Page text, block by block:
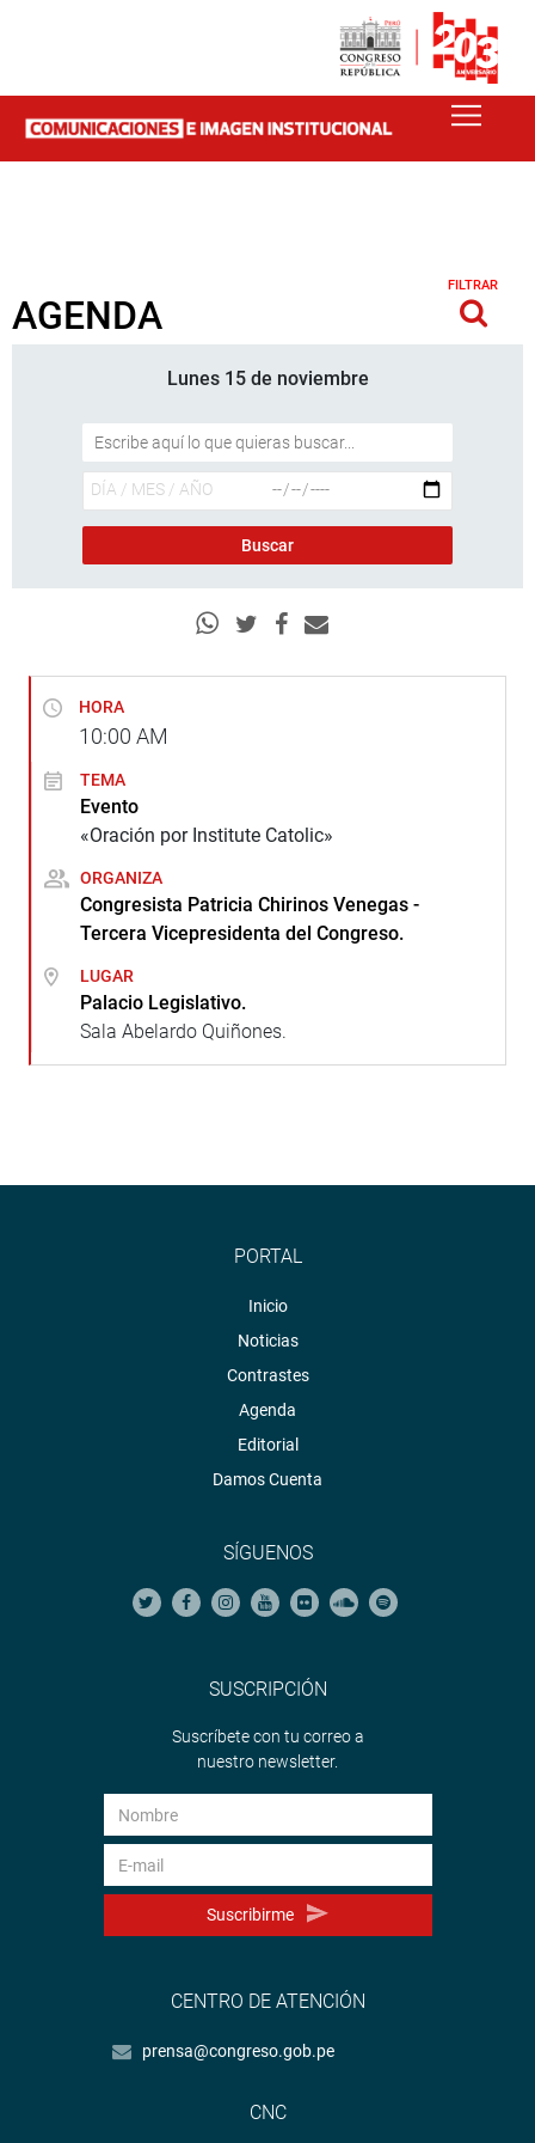
AGENDA
FILTRAR
Lunes 15 de noviembre
HORA
10:00 AM
TEMA
Evento
«Oración por Institute Catolic»
ORGANIZA
Congresista Patricia Chirinos Venegas -
Tercera Vicepresidenta del Congreso.
LUGAR
Palacio Legislativo.
Sala Abelardo Quiñones.
PORTAL
Inicio
Noticias
Contrastes
Agenda
Editorial
Damos Cuenta
SÍGUENOS
SUSCRIPCIÓN
Suscríbete con tu correo a
nuestro newsletter.
Suscribirme
CENTRO DE ATENCIÓN
prensa@congreso.gob.pe
CNC